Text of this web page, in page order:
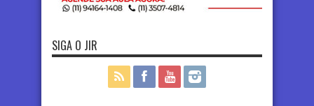
SIGA O JIR